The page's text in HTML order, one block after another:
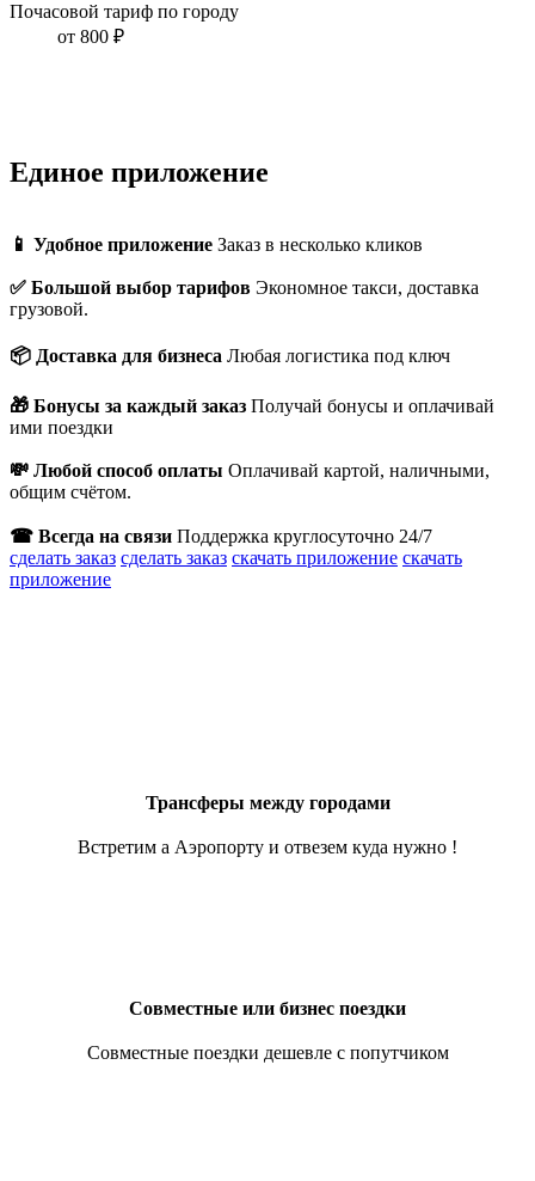
Почасовой тариф по городу
от 800 ₽
Единое приложение
📱 Удобное приложение Заказ в несколько кликов
✅ Большой выбор тарифов Экономное такси, доставка
грузовой.
📦 Доставка для бизнеса Любая логистика под ключ
🎁 Бонусы за каждый заказ Получай бонусы и оплачивай
ими поездки
💸 Любой способ оплаты Оплачивай картой, наличными,
общим счётом.
☎ Всегда на связи Поддержка круглосуточно 24/7
сделать заказ сделать заказ скачать приложение скачать
приложение
Трансферы между городами
Встретим а Аэропорту и отвезем куда нужно !
Совместные или бизнес поездки
Совместные поездки дешевле с попутчиком